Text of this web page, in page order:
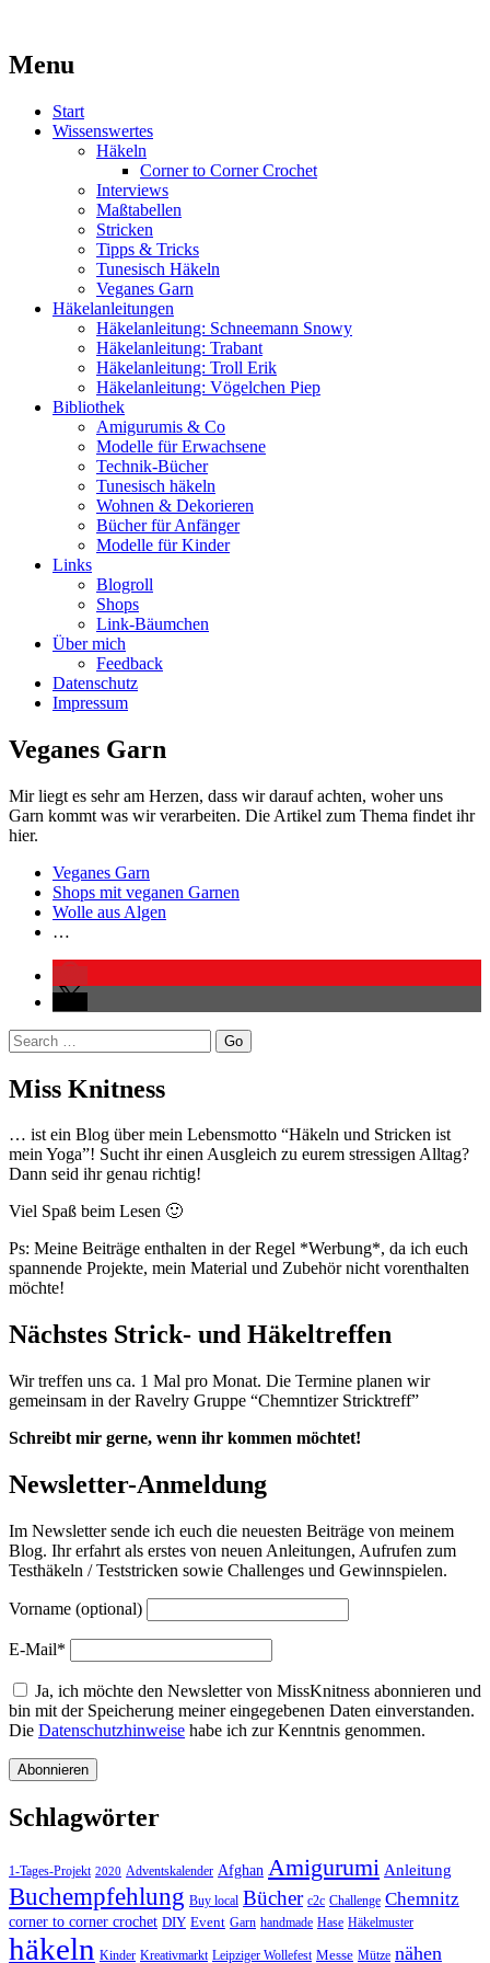
MissKnitness
Kaufst du noch oder strickst du schon?
Menu
Skip
Start
Wissenswertes
Häkeln
Corner to Corner Crochet
Interviews
Maßtabellen
Stricken
Tipps & Tricks
Tunesisch Häkeln
Veganes Garn
Häkelanleitungen
Häkelanleitung: Schneemann Snowy
Häkelanleitung: Trabant
Häkelanleitung: Troll Erik
Häkelanleitung: Vögelchen Piep
Bibliothek
Amigurumis & Co
Modelle für Erwachsene
Technik-Bücher
Tunesisch häkeln
Wohnen & Dekorieren
Bücher für Anfänger
Modelle für Kinder
Links
Blogroll
Shops
Link-Bäumchen
Über mich
Feedback
Datenschutz
Impressum
Veganes Garn
Mir liegt es sehr am Herzen, dass wir darauf achten, woher uns
Garn kommt was wir verarbeiten. Die Artikel zum Thema findet ihr
hier.
Veganes Garn
Shops mit veganen Garnen
Wolle aus Algen
…
Search
Miss Knitness
… ist ein Blog über mein Lebensmotto “Häkeln und Stricken ist
mein Yoga”! Sucht ihr einen Ausgleich zu eurem stressigen Alltag?
Dann seid ihr genau richtig!
Viel Spaß beim Lesen 🙂
Ps: Meine Beiträge enthalten in der Regel *Werbung*, da ich euch
spannende Projekte, mein Material und Zubehör nicht vorenthalten
möchte!
Nächstes Strick- und Häkeltreffen
Wir treffen uns ca. 1 Mal pro Monat. Die Termine planen wir
gemeinsam in der Ravelry Gruppe “Chemntizer Stricktreff”
Schreibt mir gerne, wenn ihr kommen möchtet!
Newsletter-Anmeldung
Im Newsletter sende ich euch die neuesten Beiträge von meinem
Blog. Ihr erfahrt als erstes von neuen Anleitungen, Aufrufen zum
Testhäkeln / Teststricken sowie Challenges und Gewinnspielen.
Vorname (optional)
E-Mail*
Ja, ich möchte den Newsletter von MissKnitness abonnieren und
bin mit der Speicherung meiner eingegebenen Daten einverstanden.
Die Datenschutzhinweise habe ich zur Kenntnis genommen.
Schlagwörter
1-Tages-Projekt 2020 Adventskalender Afghan Amigurumi Anleitung
Buchempfehlung Buy local Bücher c2c Challenge Chemnitz
corner to corner crochet DIY Event Garn handmade Hase Häkelmuster
häkeln Kinder Kreativmarkt Leipziger Wollefest Messe Mütze nähen